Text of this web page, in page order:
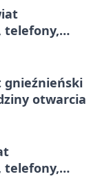
telefony,
gnieźnieński
otwarcia
telefony,